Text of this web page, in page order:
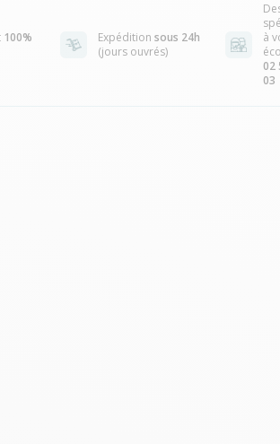
100%
Expédition sous 24h
(jours ouvrés)
à
02
03